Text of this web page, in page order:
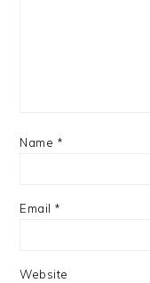
Name *
Email *
Website